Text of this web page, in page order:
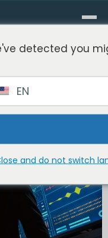
az üzleti
ideiglenes
detected you
EN
and do not switch